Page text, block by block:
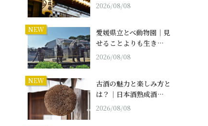
2026/08/08
NEW
愛媛県立とべ動物園｜見
せることよりも生き…
2026/08/08
NEW
古酒の魅力と楽しみ方と
は？｜日本酒熟成酒…
2026/08/08